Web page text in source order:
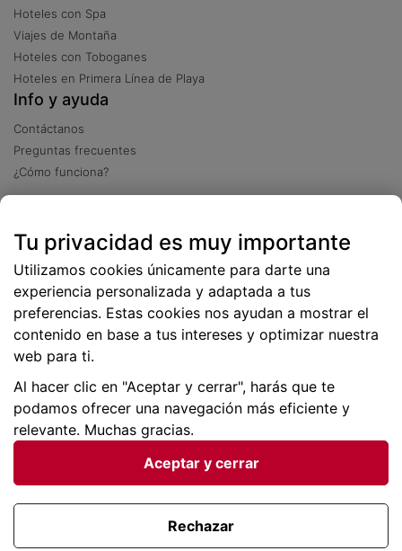
Hoteles con Spa
Viajes de Montaña
Hoteles con Toboganes
Hoteles en Primera Línea de Playa
Info y ayuda
Contáctanos
Preguntas frecuentes
¿Cómo funciona?
Más de 2 millones de descargas
Condiciones generales |Privacidad de datos | Política
Viajes para ti SLU Copyright © BuscoUnChollo.com
Tu privacidad es muy importante
Utilizamos cookies únicamente para darte una
experiencia personalizada y adaptada a tus
preferencias. Estas cookies nos ayudan a mostrar el
contenido en base a tus intereses y optimizar nuestra
web para ti.
Al hacer clic en "Aceptar y cerrar", harás que te
podamos ofrecer una navegación más eficiente y
relevante. Muchas gracias.
Aceptar y cerrar
Rechazar